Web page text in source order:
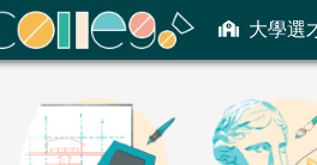
大學選
ColleGo! 大學選才與高中育才輔助系統